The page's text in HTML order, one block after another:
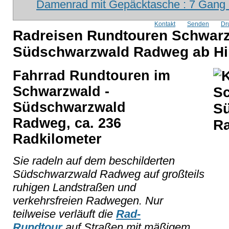
Damenrad mit Gepäcktasche : 7
Kontakt Senden
Radreisen Rundtouren
Südschwarzwald Radweg ab
Fahrrad Rundtouren im
Schwarzwald -
Südschwarzwald
Radweg, ca. 236
Radkilometer
Sie radeln auf dem beschilderten
Südschwarzwald Radweg auf großteils
ruhigen Landstraßen und
verkehrsfreien Radwegen. Nur
teilweise verläuft die Rad-